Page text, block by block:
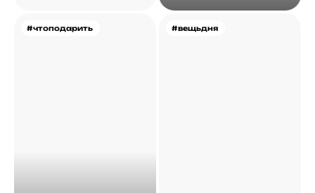
#чтоподарить #вещьдня